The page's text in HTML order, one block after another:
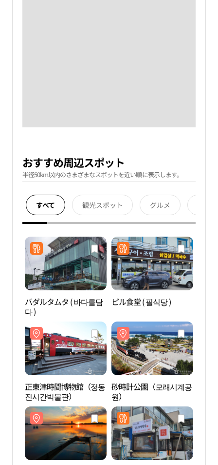
おすすめ周辺スポット
半径50km以内のさまざまなスポットを近い順に表示します。
すべて 観光スポット グルメ
バダルタムタ ( 바다를담
다 )
ピル食堂 ( 필식당 )
正東津時間博物館（정동
진시간박물관）
砂時計公園（모래시계공
원）